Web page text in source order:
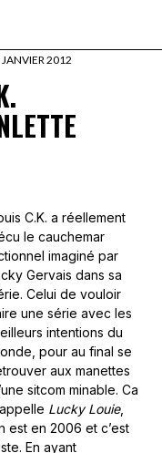
JANVIER 2012
C.K. a réellement
le cauchemar
imaginé par
Gervais dans sa
Celui de vouloir
une série avec les
intentions du
pour au final se
aux manettes
sitcom minable. Ca
Lucky Louie,
est en 2006 et c’est
En ayant